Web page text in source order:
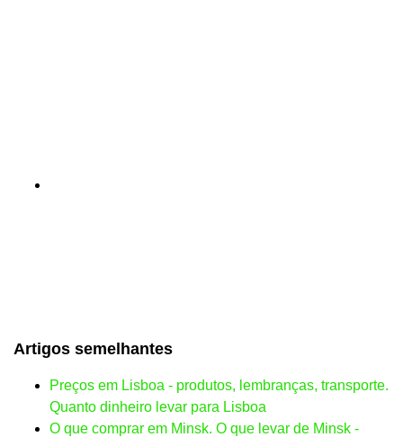
Artigos semelhantes
Preços em Lisboa - produtos, lembranças, transporte.
Quanto dinheiro levar para Lisboa
O que comprar em Minsk. O que levar de Minsk -